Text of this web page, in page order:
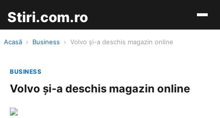
Stiri.com.ro
Acasă › Business › Volvo și-a deschis magazin online
BUSINESS
Volvo și-a deschis magazin online